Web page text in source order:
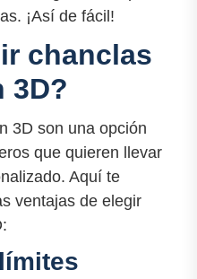
¡Así de fácil!
chanclas
3D?
3D son una opción
que quieren llevar
Aquí te
ventajas de elegir